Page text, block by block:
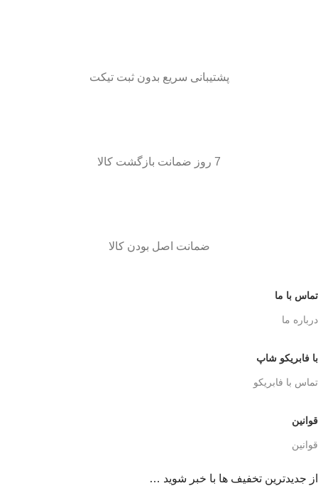
پشتیبانی سریع بدون ثبت تیکت
7 روز ضمانت بازگشت کالا
ضمانت اصل بودن کالا
تماس با ما
درباره ما
با فابریکو شاپ
تماس با فابریکو
قوانین
قوانین
از جدیدترین تخفیف ها با خبر شوید …